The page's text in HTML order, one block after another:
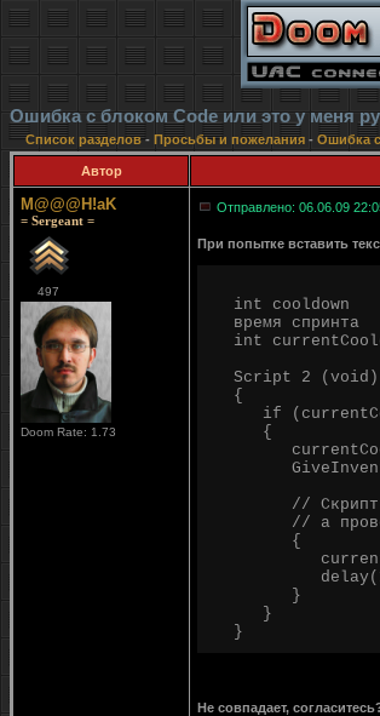
Ошибка с блоком Code или это у меня
Список разделов- Просьбы и пожелания - Ошибка
Автор
M@@@H!aK
= Sergeant =
497
Doom Rate: 1.73
Отправлено: 06.06.09
При попытке вставить
int cooldown =
время спринта
int
Script 2 (void)
{
if
{
// Скрипт
// а
{
}
}
}
Не совпадает,